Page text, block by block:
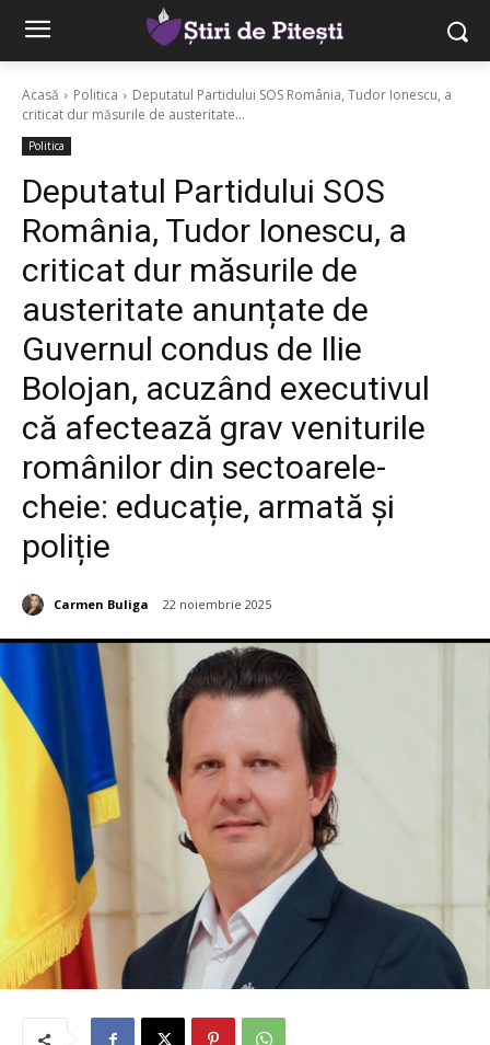
Acasă Politica
Deputatul Partidului SOS România, Tudor Ionescu, a
criticat dur măsurile de austeritate...
Politica
Deputatul Partidului SOS
România, Tudor Ionescu, a
criticat dur măsurile de
austeritate anunțate de
Guvernul condus de Ilie
Bolojan, acuzând executivul
că afectează grav veniturile
românilor din sectoarele-
cheie: educație, armată și
poliție
Carmen Buliga 22 noiembrie 2025